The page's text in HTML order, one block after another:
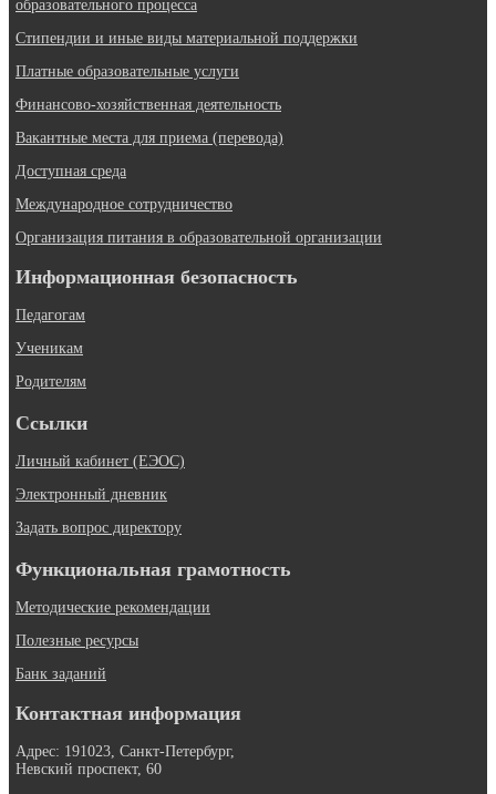
образовательного процесса
Стипендии и иные виды материальной поддержки
Платные образовательные услуги
Финансово-хозяйственная деятельность
Вакантные места для приема (перевода)
Доступная среда
Международное сотрудничество
Организация питания в образовательной организации
Информационная безопасность
Педагогам
Ученикам
Родителям
Ссылки
Личный кабинет (ЕЭОС)
Электронный дневник
Задать вопрос директору
Функциональная грамотность
Методические рекомендации
Полезные ресурсы
Банк заданий
Контактная информация
Адрес: 191023, Санкт-Петербург,
Невский проспект, 60